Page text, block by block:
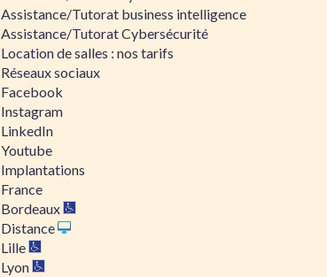
Assistance/Tutorat business intelligence
Assistance/Tutorat Cybersécurité
Location de salles : nos tarifs
Réseaux sociaux
Facebook
Instagram
LinkedIn
Youtube
Implantations
France
Bordeaux
Distance
Lille
Lyon